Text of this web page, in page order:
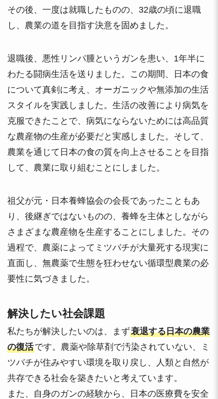
その後、一度は就職したものの、32歳の頃に退職
し、農業の道を目指す決意を固めました。
退職後、悪性リンパ腫というガンを患い、1年半に
わたる闘病生活を送りました。この期間、日本の食
について真剣に考え、オーガニックや無添加の生活
スタイルを実践しました。生活の改善により病気を
克服できたことで、病気にならないためには高品質
な農産物の生産が必要だと実感しました。そして、
農業を通じて日本の食の質を向上させることを目指
して、農業に取り組むことにしました。
祖父が元・日本養蜂協会の会長であったこともあ
り、後継ぎではないものの、養蜂を主体としながら
さまざまな農産物を生産することにしました。その
過程で、農薬によってミツバチが大量死する現実に
直面し、無農薬で生態を狂わせない循環型農業の必
要性に気づきました。
解決したい社会課題
私たちが解決したいのは、まず衰退する日本の農業
の復活です。農薬や除草剤で汚染されていない、ミ
ツバチが住みやすい環境を取り戻し、人類と自然が
共存できる社会を築きたいと考えています。
また、自身のガンの経験から、日本の医療費を安全